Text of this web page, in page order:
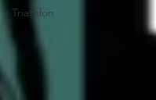
Triathlon